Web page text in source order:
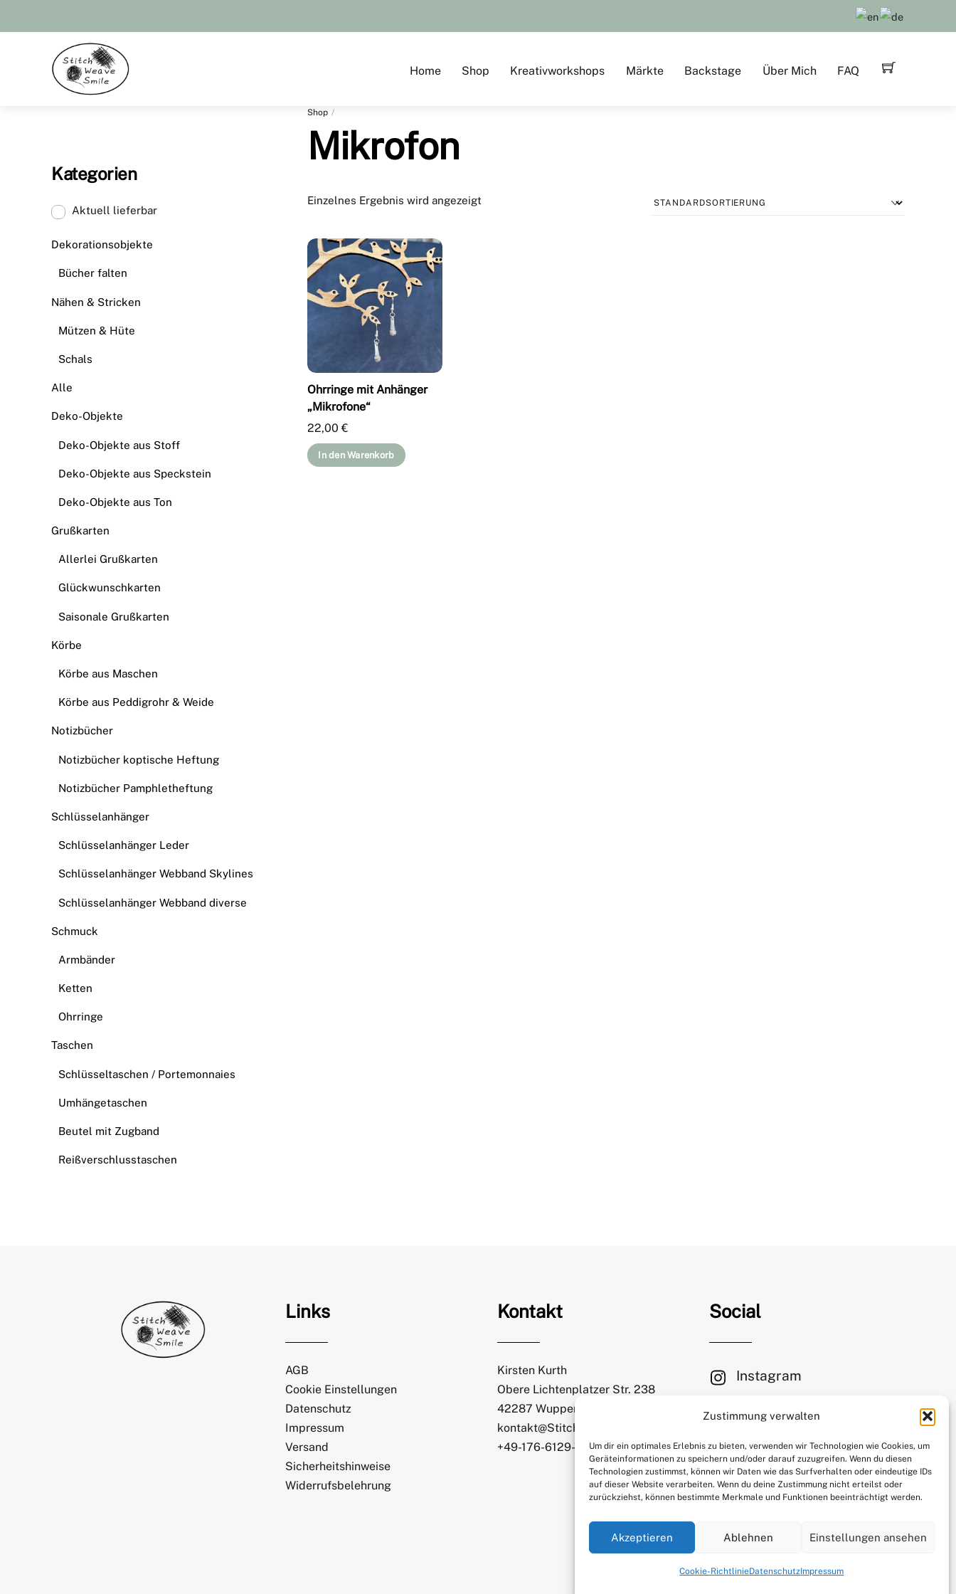
Zustimmung verwalten
Um dir ein optimales Erlebnis zu bieten, verwenden wir Technologien wie Cookies, um
Geräteinformationen zu speichern und/oder darauf zuzugreifen. Wenn du diesen
Technologien zustimmst, können wir Daten wie das Surfverhalten oder eindeutige IDs
auf dieser Website verarbeiten. Wenn du deine Zustimmung nicht erteilst oder
zurückziehst, können bestimmte Merkmale und Funktionen beeinträchtigt werden.
Akzeptieren Ablehnen Einstellungen ansehen
Cookie-RichtlinieDatenschutzImpressum
Menu
Home Shop Kreativworkshops Märkte Backstage Über Mich FAQ
Shop
Mikrofon
Einzelnes Ergebnis wird angezeigt
Ohrringe mit Anhänger
„Mikrofone“
22,00€
In den Warenkorb
Kategorien
Aktuell lieferbar
Dekorationsobjekte
Bücher falten
Nähen & Stricken
Mützen & Hüte
Schals
Alle
Deko-Objekte
Deko-Objekte aus Stoff
Deko-Objekte aus Speckstein
Deko-Objekte aus Ton
Grußkarten
Allerlei Grußkarten
Glückwunschkarten
Saisonale Grußkarten
Körbe
Körbe aus Maschen
Körbe aus Peddigrohr & Weide
Notizbücher
Notizbücher koptische Heftung
Notizbücher Pamphletheftung
Schlüsselanhänger
Schlüsselanhänger Leder
Schlüsselanhänger Webband Skylines
Schlüsselanhänger Webband diverse
Schmuck
Armbänder
Ketten
Ohrringe
Taschen
Schlüsseltaschen / Portemonnaies
Umhängetaschen
Beutel mit Zugband
Reißverschlusstaschen
Links
AGB
Cookie Einstellungen
Datenschutz
Impressum
Versand
Sicherheitshinweise
Widerrufsbelehrung
Kontakt
Kirsten Kurth
Obere Lichtenplatzer Str. 238
42287 Wuppertal
kontakt@StitchWeaveSmile.com
+49-176-6129-7065
Social
Instagram
Facebook
Mastodon